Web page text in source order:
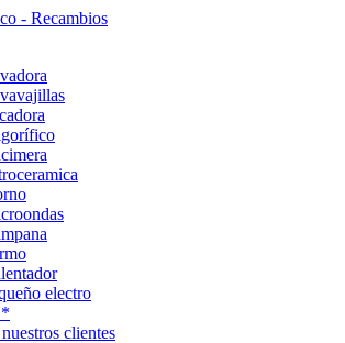
electro
clientes